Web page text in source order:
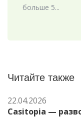
больше 5...
Читайте также
22.04.2026
Casitopia —